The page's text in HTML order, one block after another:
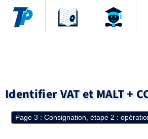
Identifier VAT et MALT +